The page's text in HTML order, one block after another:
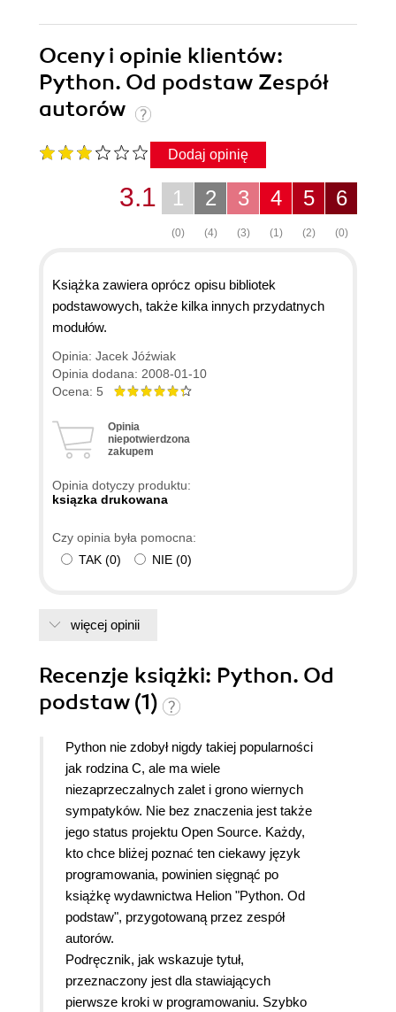
Oceny i opinie klientów:
Python. Od podstaw Zespół
autorów
Dodaj opinię
6
(0)
5
(2)
4
(1)
3
(3)
2
(4)
1
(0)
3.1
Książka zawiera oprócz opisu bibliotek
podstawowych, także kilka innych przydatnych
modułów.
Opinia: Jacek Jóźwiak
Opinia dodana: 2008-01-10
Ocena: 5
Opinia
niepotwierdzona
zakupem
Opinia dotyczy produktu:
ksiązka drukowana
Czy opinia była pomocna:
TAK (0) NIE (0)
więcej opinii
Recenzje książki: Python. Od
podstaw (1)
Python nie zdobył nigdy takiej popularności
jak rodzina C, ale ma wiele
niezaprzeczalnych zalet i grono wiernych
sympatyków. Nie bez znaczenia jest także
jego status projektu Open Source. Każdy,
kto chce bliżej poznać ten ciekawy język
programowania, powinien sięgnąć po
książkę wydawnictwa Helion "Python. Od
podstaw", przygotowaną przez zespół
autorów.
Podręcznik, jak wskazuje tytuł,
przeznaczony jest dla stawiających
pierwsze kroki w programowaniu. Szybko